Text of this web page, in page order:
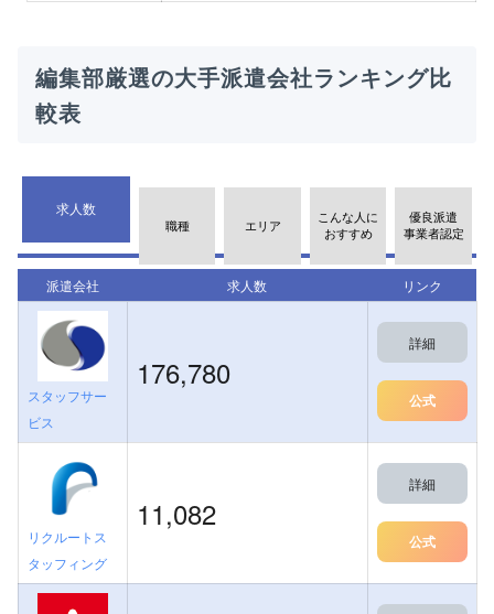
編集部厳選の大手派遣会社ランキング比
較表
求人数
職種 エリア
こんな人に
おすすめ
優良派遣
事業者認定
派遣会社 求人数 リンク
スタッフサー
ビス
176,780
詳細
公式
リクルートス
タッフィング
11,082
詳細
公式